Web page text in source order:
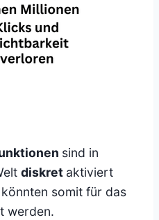
sind in
diskret aktiviert
somit für das
werden.